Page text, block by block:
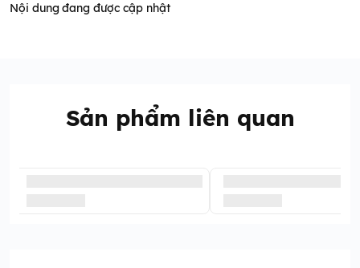
Nội dung đang được cập nhật
Sản phẩm liên quan